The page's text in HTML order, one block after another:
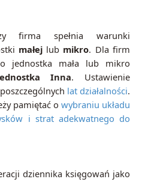
firma spełnia warunki
małejlub mikro. Dla firm
jednostka mała lub mikro
Inna. Ustawienie
lat działalności.
pamiętać o wybraniu układu
i strat adekwatnego do
dziennika księgowań jako